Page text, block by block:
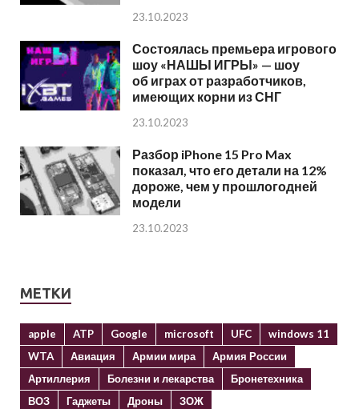
23.10.2023
Состоялась премьера игрового
шоу «НАШЫ ИГРЫ» — шоу
об играх от разработчиков,
имеющих корни из СНГ
23.10.2023
Разбор iPhone 15 Pro Max
показал, что его детали на 12%
дороже, чем у прошлогодней
модели
23.10.2023
МЕТКИ
apple ATP Google microsoft UFC
windows 11
WTA
Авиация Армии мира
Армия России
Артиллерия
Болезни и лекарства
Бронетехника
ВОЗ
Гаджеты Дроны
ЗОЖ